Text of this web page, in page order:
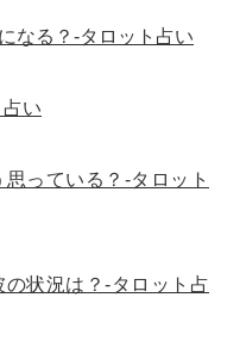
なる？-タロット占い
い
っている？-タロット
状況は？-タロット占